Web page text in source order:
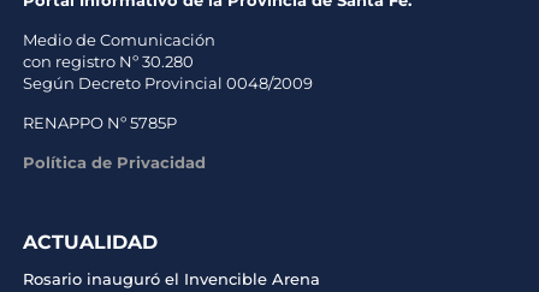
Medio de Comunicación
con registro Nº 30.280
Según Decreto Provincial 0048/2009
RENAPPO Nº 5785P
Política de Privacidad
ACTUALIDAD
Rosario inauguró el Invencible Arena